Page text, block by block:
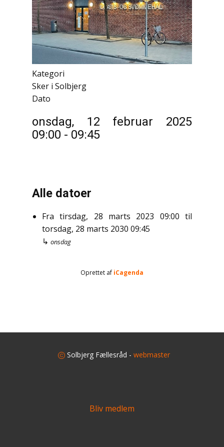
Kategori
Sker i Solbjerg
Dato
onsdag, 12 februar 2025
09:00 - 09:45
Alle datoer
Fra tirsdag, 28 marts 2023 09:00 til
torsdag, 28 marts 2030 09:45
↳ onsdag
Oprettet af iCagenda
Solbjerg Fællesråd - webmaster
Bliv medlem